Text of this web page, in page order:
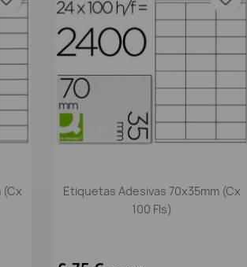
(Cx
 Vista rápida
Etiquetas Adesivas 70x35mm (Cx
100 Fls)